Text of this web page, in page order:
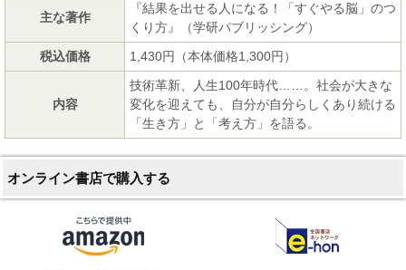
主な著作
『結果を出せる人になる！「すぐやる脳」のつ
くり方』（学研パブリッシング）
税込価格
1,430円（本体価格1,300円）
内容
技術革新、人生100年時代……。社会が大きな
変化を迎えても、自分が自分らしくあり続ける
「生き方」と「考え方」を語る。
オンライン書店で購入する